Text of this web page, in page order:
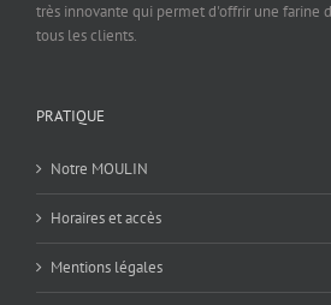
très innovante qui permet d'offrir une farine
tous les clients.
PRATIQUE
Notre MOULIN
Horaires et accès
Mentions légales